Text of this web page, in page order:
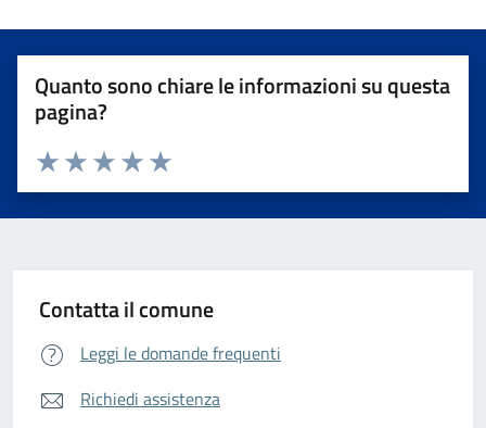
Quanto sono chiare le informazioni su questa
pagina?
Valuta da 1 a 5 stelle la pagina
Valuta 5 stelle su 5
Valuta 4 stelle su 5
Valuta 3 stelle su 5
Valuta 2 stelle su 5
Valuta 1 stelle su 5
Contatta il comune
Leggi le domande frequenti
Richiedi assistenza